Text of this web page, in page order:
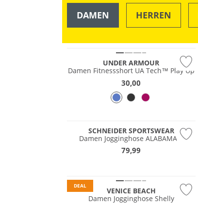
DAMEN HERREN
UNDER ARMOUR
Damen Fitnessshort UA Tech™ Play Up
30,00
SCHNEIDER SPORTSWEAR
Damen Jogginghose ALABAMAW
79,99
DEAL
VENICE BEACH
Damen Jogginghose Shelly